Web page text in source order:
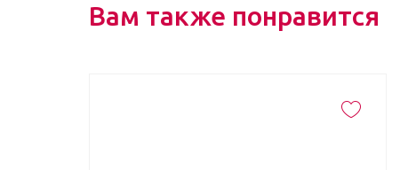
оказание накопительного действия в
красителей, консервантов и продуктов
Вам также понравится